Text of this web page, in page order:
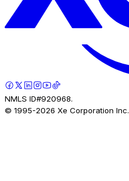
NMLS ID#920968.
© 1995-2026 Xe Corporation Inc.